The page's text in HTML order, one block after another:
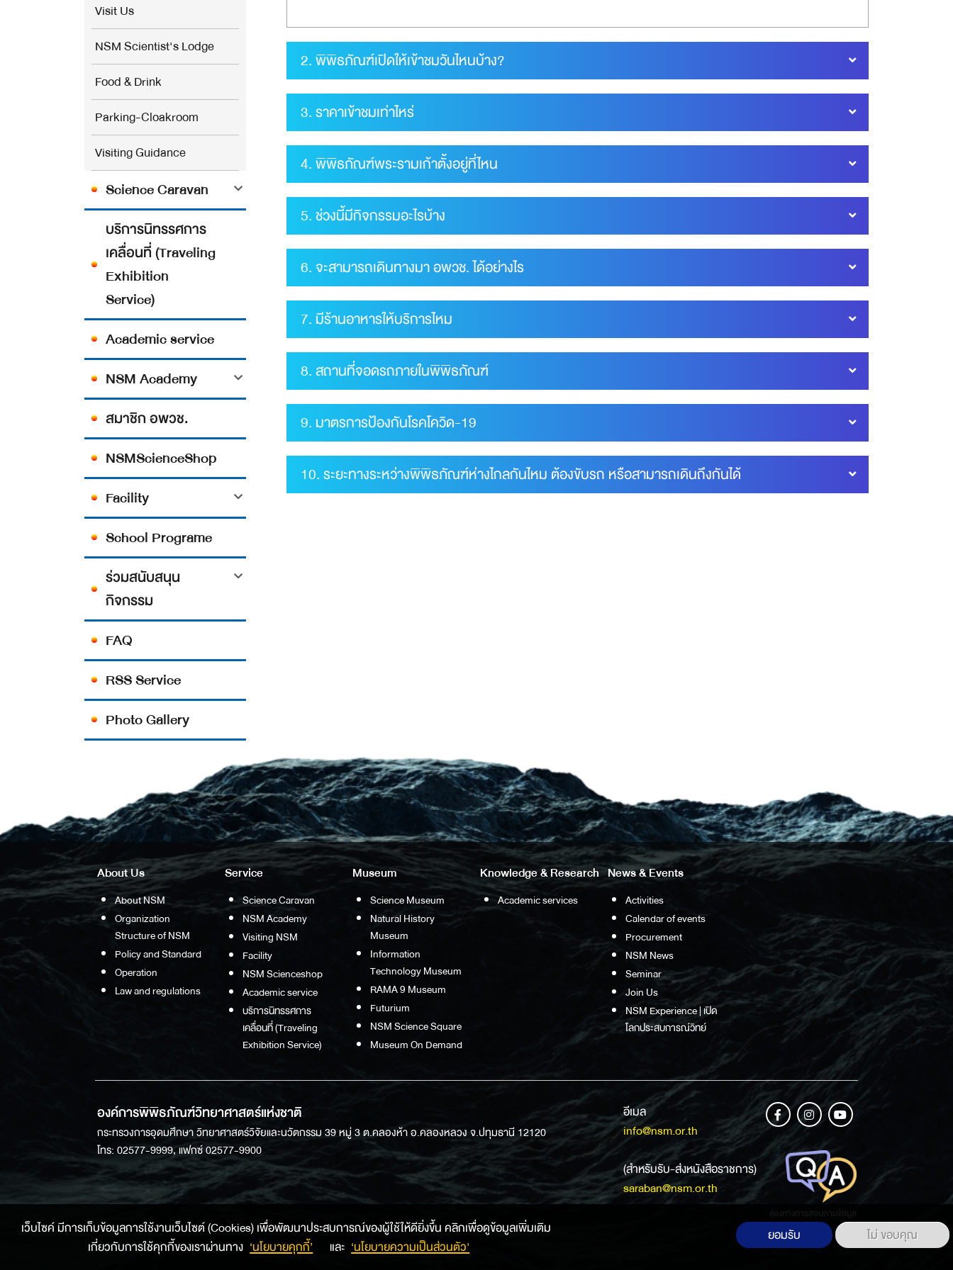
Visit Us
NSM Scientist's Lodge
Food & Drink
Parking-Cloakroom
Visiting Guidance
Science Caravan
บริการนิทรรศการ
เคลื่อนที่ (Traveling
Exhibition
Service)
Academic service
NSM Academy
สมาชิก อพวช.
NSMScienceShop
Facility
School Programe
ร่วมสนับสนุน
กิจกรรม
FAQ
RSS Service
Photo Gallery
2. พิพิธภัณฑ์เปิดให้เข้าชมวันไหนบ้าง?
3. ราคาเข้าชมเท่าไหร่
4. พิพิธภัณฑ์พระรามเก้าตั้งอยู่ที่ไหน
5. ช่วงนี้มีกิจกรรมอะไรบ้าง
6. จะสามารถเดินทางมา อพวช. ได้อย่างไร
7. มีร้านอาหารให้บริการไหม
8. สถานที่จอดรถภายในพิพิธภัณฑ์
9. มาตรการป้องกันโรคโควิด-19
10. ระยะทางระหว่างพิพิธภัณฑ์ห่างไกลกันไหม ต้องขับรถ หรือสามารถเดินถึงกันได้
About Us
About NSM
Organization
Structure of NSM
Policy and Standard
Operation
Law and regulations
Service
Science Caravan
NSM Academy
Visiting NSM
Facility
NSM Scienceshop
Academic service
บริการนิทรรศการ
เคลื่อนที่ (Traveling
Exhibition Service)
Museum
Science Museum
Natural History
Museum
Information
Technology Museum
RAMA 9 Museum
Futurium
NSM Science Square
Museum On Demand
Knowledge & Research
Academic services
News & Events
Activities
Calendar of events
Procurement
NSM News
Seminar
Join Us
NSM Experience | เปิด
โลกประสบการณ์วิทย์
องค์การพิพิธภัณฑ์วิทยาศาสตร์แห่งชาติ
กระทรวงการอุดมศึกษา วิทยาศาสตร์วิจัยและนวัตกรรม 39 หมู่ 3 ต.คลองห้า อ.คลองหลวง จ.ปทุมธานี 12120
โทร: 02577-9999, แฟกซ์ 02577-9900
อีเมล
info@nsm.or.th
(สำหรับรับ-ส่งหนังสือราชการ)
saraban@nsm.or.th
ช่องทางการสอบถามข้อมูล
เว็บไซค์ มีการเก็บข้อมูลการใช้งานเว็บไซต์ (Cookies) เพื่อพัฒนาประสบการณ์ของผู้ใช้ให้ดียิ่งขึ้น คลิกเพื่อดูข้อมูลเพิ่มเติม
เกี่ยวกับการใช้คุกกี้ของเราผ่านทาง ‘นโยบายคุกกี้’ และ ‘นโยบายความเป็นส่วนตัว'
ยอมรับ ไม่ ขอบคุณ